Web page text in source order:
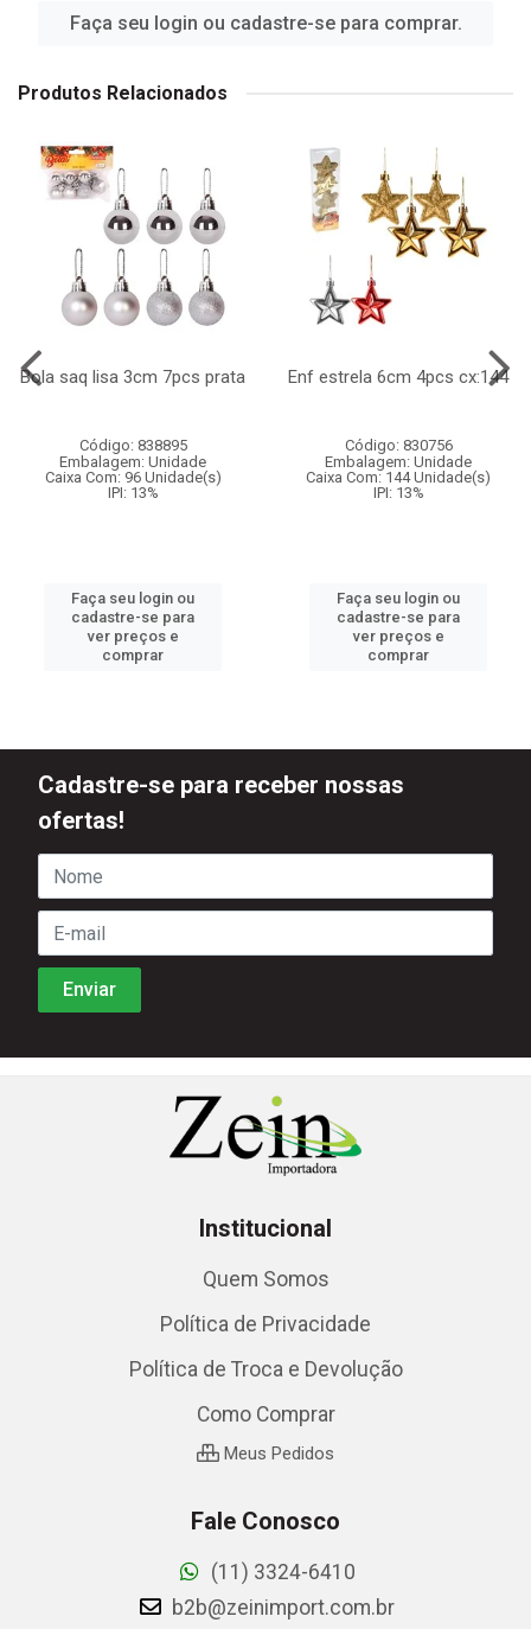
Faça seu login ou cadastre-se para comprar.
Produtos Relacionados
Bola saq lisa 3cm 7pcs prata
Código: 838895
Embalagem: Unidade
Caixa Com: 96 Unidade(s)
IPI: 13%
Faça seu login ou
cadastre-se para
ver preços e
comprar
Enf estrela 6cm 4pcs cx:144
Código: 830756
Embalagem: Unidade
Caixa Com: 144 Unidade(s)
IPI: 13%
Faça seu login ou
cadastre-se para
ver preços e
comprar
Cadastre-se para receber nossas
ofertas!
Institucional
Quem Somos
Política de Privacidade
Política de Troca e Devolução
Como Comprar
Meus Pedidos
Fale Conosco
(11) 3324-6410
b2b@zeinimport.com.br